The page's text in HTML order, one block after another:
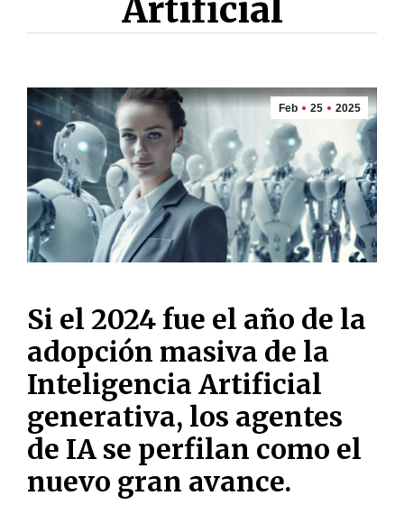
Artificial
Feb 25 2025
Si el 2024 fue el año de la
adopción masiva de la
Inteligencia Artificial
generativa, los agentes
de IA se perfilan como el
nuevo gran avance.